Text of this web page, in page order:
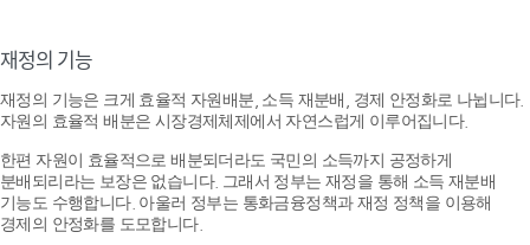
재정의 기능
재정의 기능은 크게 효율적 자원배분, 소득 재분배, 경제 안정화로 나뉩니다.
자원의 효율적 배분은 시장경제체제에서 자연스럽게 이루어집니다.
한편 자원이 효율적으로 배분되더라도 국민의 소득까지 공정하게
분배되리라는 보장은 없습니다. 그래서 정부는 재정을 통해 소득 재분배
기능도 수행합니다. 아울러 정부는 통화금융정책과 재정 정책을 이용해
경제의 안정화를 도모합니다.